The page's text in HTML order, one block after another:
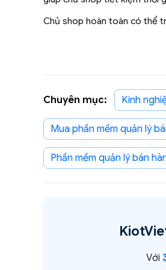
Chủ shop hoàn toàn có thể
Chuyên mục: Kinh
mua phần mềm quản lý
phần mềm quản lý bán
Với